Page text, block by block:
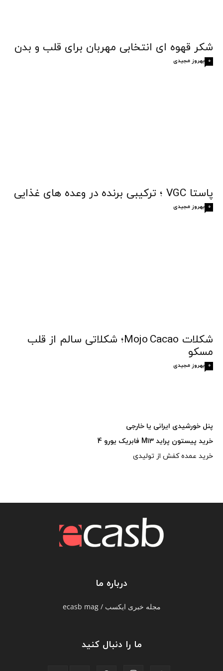
شکر قهوه‌ ای انتخابی مهربان برای قلب و بدن
بهروز مجیدی 0
پاستا VGC ؛ ترکیبی برنده در وعده های غذایی
بهروز مجیدی 0
شکلات Mojo Cacao؛ شکلاتی سالم از قلب
مسکو
بهروز مجیدی 0
پنل خورشیدی ایرانی یا خارجی
خرید پیستون پراید M13 فابریک یورو 4
خرید عمده کفش از تولیدی
درباره ما
مجله خبری ایکسب / ecasb mag
ما را دنبال کنید